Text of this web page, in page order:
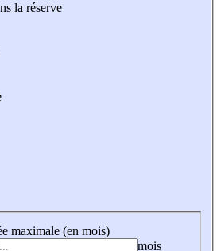
la réserve
maximale (en mois)
mois